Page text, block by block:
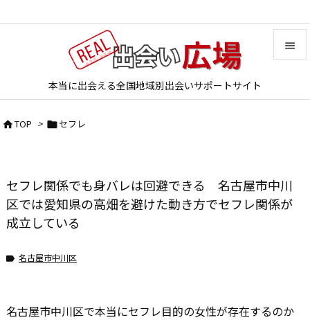
本当に出会える全国地域別出会いサポートサイト


次へ
TOP > セフレ
セフレ関係でも身バレは回避できる 名古屋市中川
区では愛知県の高畑を避けた動き方でセフレ関係が
成立している
 名古屋市中川区
名古屋市中川区で本当にセフレ目的の女性が存在するのか